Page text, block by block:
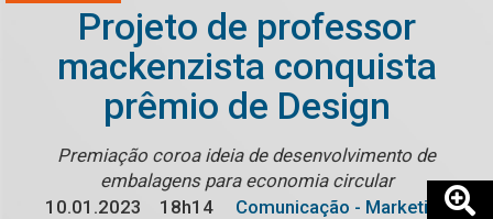
Projeto de professor
mackenzista conquista
prêmio de Design
Premiação coroa ideia de desenvolvimento de
embalagens para economia circular
10.01.2023
18h14
Comunicação - Marketing